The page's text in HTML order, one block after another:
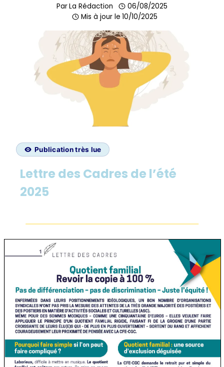
ParLa Rédaction
06/08/2025
Mis à jour le 10/10/2025
Publication très lue
Lettre des Cadres de l’été
2025